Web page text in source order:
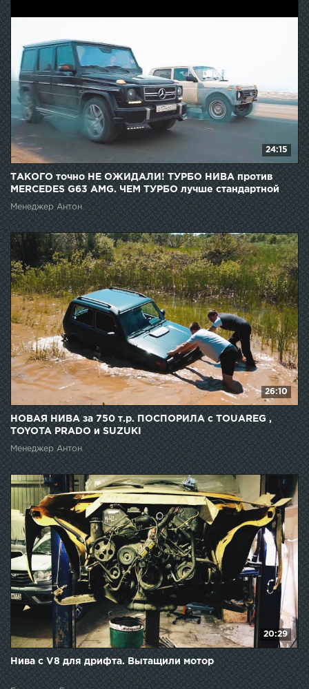
24:15
ТАКОГО точно НЕ ОЖИДАЛИ! ТУРБО НИВА против
MERCEDES G63 AMG. ЧЕМ ТУРБО лучше стандартной
НИВЫ?
Менеджер Антон
26:10
НОВАЯ НИВА за 750 т.р. ПОСПОРИЛА с TOUAREG ,
TOYOTA PRADO и SUZUKI
Менеджер Антон
20:29
Нива с V8 для дрифта. Вытащили мотор